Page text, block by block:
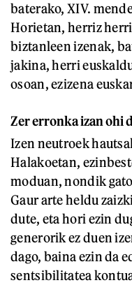
baterako, XIV.
Horietan, herriz
biztanleen izenak,
jakina, herri
osoan, ezizena
Zer erronka izan ohi
Izen neutroek
Halakoetan,
moduan, nondik
Gaur arte heldu
dute, eta hori ezin
generorik ez duen
dago, baina ezin da
sentsibilitatea